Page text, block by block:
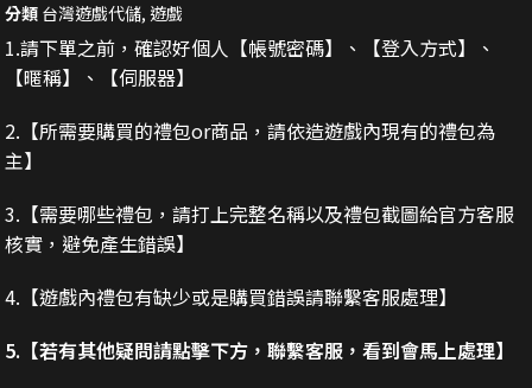
分類 台灣遊戲代儲, 遊戲
1.請下單之前，確認好個人【帳號密碼】、【登入方式】、
【暱稱】、【伺服器】
2. 【所需要購買的禮包or商品，請依造遊戲內現有的禮包為
主】
3. 【需要哪些禮包，請打上完整名稱以及禮包截圖給官方客服
核實，避免產生錯誤】
4.【遊戲內禮包有缺少或是購買錯誤請聯繫客服處理】
5.【若有其他疑問請點擊下方，聯繫客服，看到會馬上處理】